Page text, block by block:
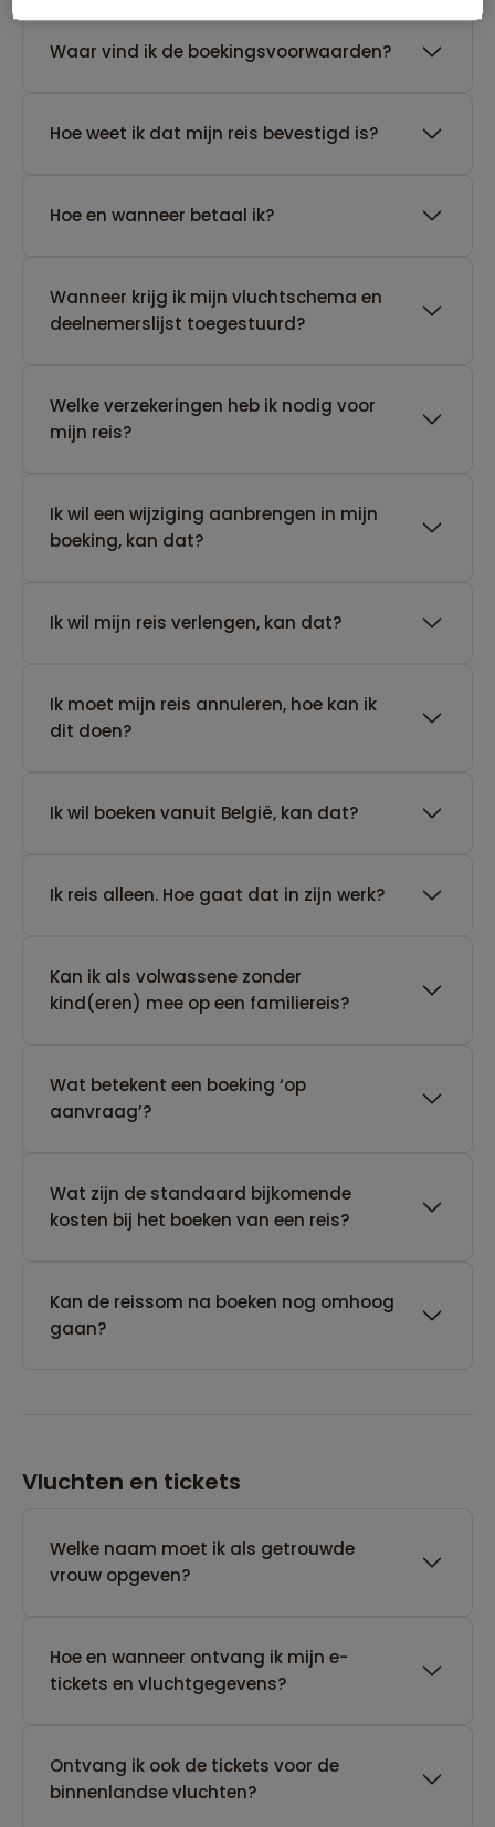
Waar vind ik de boekingsvoorwaarden?
Hoe weet ik dat mijn reis bevestigd is?
Hoe en wanneer betaal ik?
Wanneer krijg ik mijn vluchtschema en
deelnemerslijst toegestuurd?
Welke verzekeringen heb ik nodig voor
mijn reis?
Ik wil een wijziging aanbrengen in mijn
boeking, kan dat?
Ik wil mijn reis verlengen, kan dat?
Ik moet mijn reis annuleren, hoe kan ik
dit doen?
Ik wil boeken vanuit België, kan dat?
​Ik reis alleen. Hoe gaat dat in zijn werk?
Kan ik als volwassene zonder
kind(eren) mee op een familiereis?
Wat betekent een boeking ‘op
aanvraag’?
Wat zijn de standaard bijkomende
kosten bij het boeken van een reis?
Kan de reissom na boeken nog omhoog
gaan?
Vluchten en tickets
Welke naam moet ik als getrouwde
vrouw opgeven?
Hoe en wanneer ontvang ik mijn e-
tickets en vluchtgegevens?
Ontvang ik ook de tickets voor de
binnenlandse vluchten?